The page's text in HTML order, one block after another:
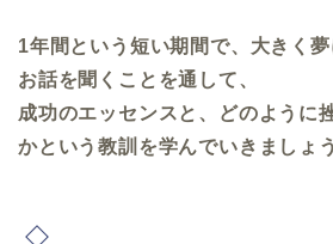
1年間という短い期間で、大きく
お話を聞くことを通して、
成功のエッセンスと、どのように
かという教訓を学んでいきましょう